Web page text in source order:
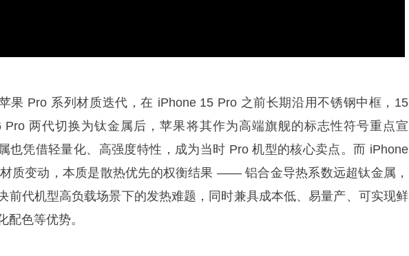
Pro 系列材质迭代，在 iPhone 15 Pro 之前长期沿用不锈钢中框，15
Pro 两代切换为钛金属后，苹果将其作为高端旗舰的标志性符号重点宣
也凭借轻量化、高强度特性，成为当时 Pro 机型的核心卖点。而 iPhone
质变动，本质是散热优先的权衡结果 —— 铝合金导热系数远超钛金属，
前代机型高负载场景下的发热难题，同时兼具成本低、易量产、可实现鲜
配色等优势。